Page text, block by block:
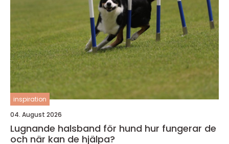
inspiration
04. August 2026
Lugnande halsband för hund hur fungerar de
och när kan de hjälpa?